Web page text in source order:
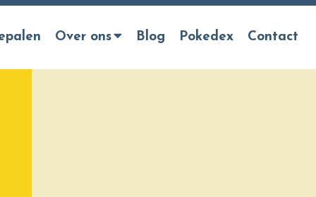
Over ons Blog Pokedex Contact